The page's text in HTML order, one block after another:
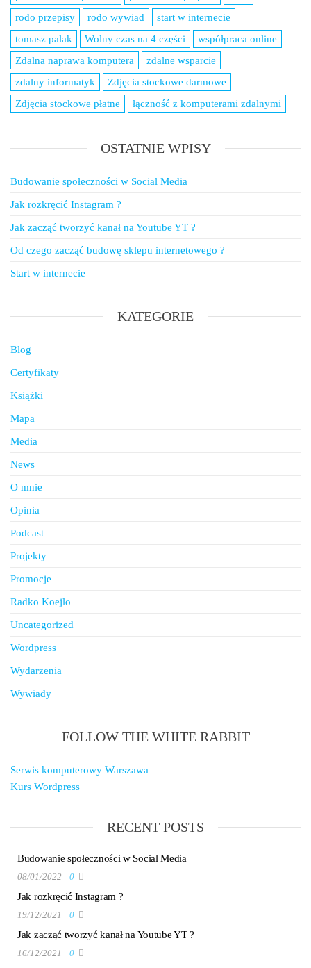
rodo przepisy
rodo wywiad
start w internecie
tomasz palak
Wolny czas na 4 części
współpraca online
Zdalna naprawa komputera
zdalne wsparcie
zdalny informatyk
Zdjęcia stockowe darmowe
Zdjęcia stockowe płatne
łączność z komputerami zdalnymi
OSTATNIE WPISY
Budowanie społeczności w Social Media
Jak rozkręcić Instagram ?
Jak zacząć tworzyć kanał na Youtube YT ?
Od czego zacząć budowę sklepu internetowego ?
Start w internecie
KATEGORIE
Blog
Certyfikaty
Książki
Mapa
Media
News
O mnie
Opinia
Podcast
Projekty
Promocje
Radko Koejlo
Uncategorized
Wordpress
Wydarzenia
Wywiady
FOLLOW THE WHITE RABBIT
Serwis komputerowy Warszawa
Kurs Wordpress
RECENT POSTS
Budowanie społeczności w Social Media
08/01/2022 0
Jak rozkręcić Instagram ?
19/12/2021 0
Jak zacząć tworzyć kanał na Youtube YT ?
16/12/2021 0